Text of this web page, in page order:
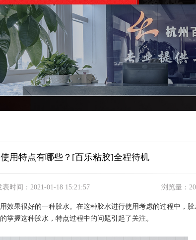
用特点有哪些？[百乐粘胶]全程待机
表时间： 2021-01-18 15:21:57 浏览量：
效果很好的一种胶水。在这种胶水进行使用考虑的过程中，
掌握这种胶水，特点过程中的问题引起了关注。